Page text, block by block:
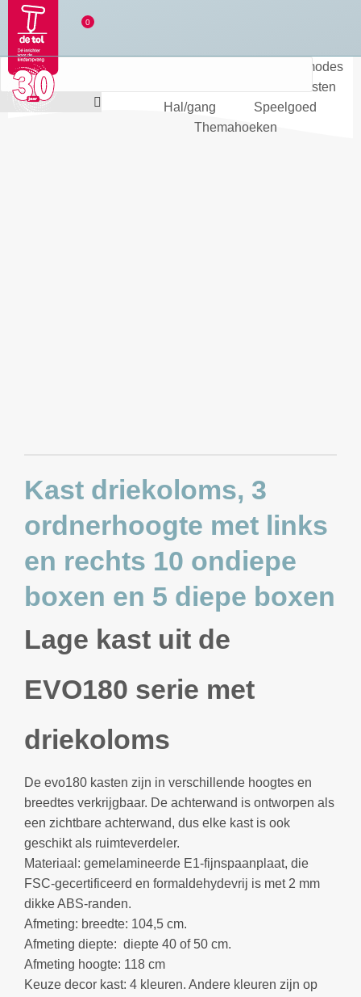
Commodes
Kasten
Hal/gang
Speelgoed
Themahoeken
Kast driekoloms, 3
ordnerhoogte met links
en rechts 10 ondiepe
boxen en 5 diepe boxen
Lage kast uit de
EVO180 serie met
driekoloms
De evo180 kasten zijn in verschillende hoogtes en
breedtes verkrijgbaar. De achterwand is ontworpen als
een zichtbare achterwand, dus elke kast is ook
geschikt als ruimteverdeler.
Materiaal: gemelamineerde E1-fijnspaanplaat, die
FSC-gecertificeerd en formaldehydevrij is met 2 mm
dikke ABS-randen.
Afmeting: breedte: 104,5 cm.
Afmeting diepte: diepte 40 of 50 cm.
Afmeting hoogte: 118 cm
Keuze decor kast: 4 kleuren. Andere kleuren zijn op